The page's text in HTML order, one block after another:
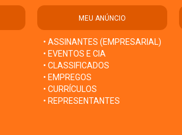
MEU ANÚNCIO
• ASSINANTES (EMPRESARIAL)
• EVENTOS E CIA
• CLASSIFICADOS
• EMPREGOS
• CURRÍCULOS
• REPRESENTANTES